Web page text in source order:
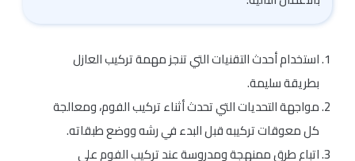
استخدام أحدث التقنيات التي تنجز مهمة تركيب العازل
بطريقة سليمة.
مواجهة التحديات التي تحدث أثناء تركيب الفوم، ومعالجة
كل معوقات تركيبه قبل البدء في رشه ووضع طبقاته.
اتباع طرق ممنهجة ومدروسة عند تركيب الفوم على